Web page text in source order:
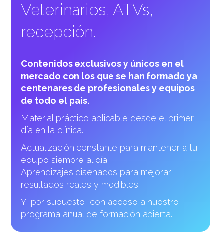
Veterinarios, ATVs,
recepción.
Contenidos exclusivos y únicos en el
mercado con los que se han formado ya
centenares de profesionales y equipos
de todo el país.
Material práctico aplicable desde el primer
día en la clínica.
Actualización constante para mantener a tu
equipo siempre al día.
Aprendizajes diseñados para mejorar
resultados reales y medibles.
Y, por supuesto, con acceso a nuestro
programa anual de formación abierta.